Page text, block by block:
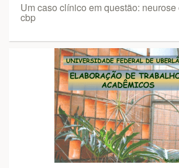
Um caso clínico em questão:
cbp